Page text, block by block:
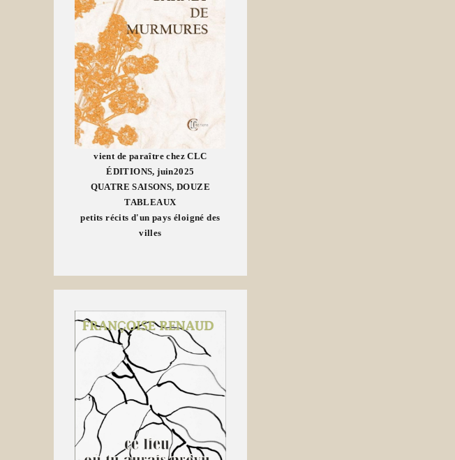
vient de paraître chez CLC
ÉDITIONS, juin2025
QUATRE SAISONS, DOUZE
TABLEAUX
petits récits d'un pays éloigné des
villes